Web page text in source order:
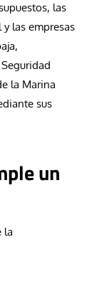
las
las empresas
la Marina
sus
un
la